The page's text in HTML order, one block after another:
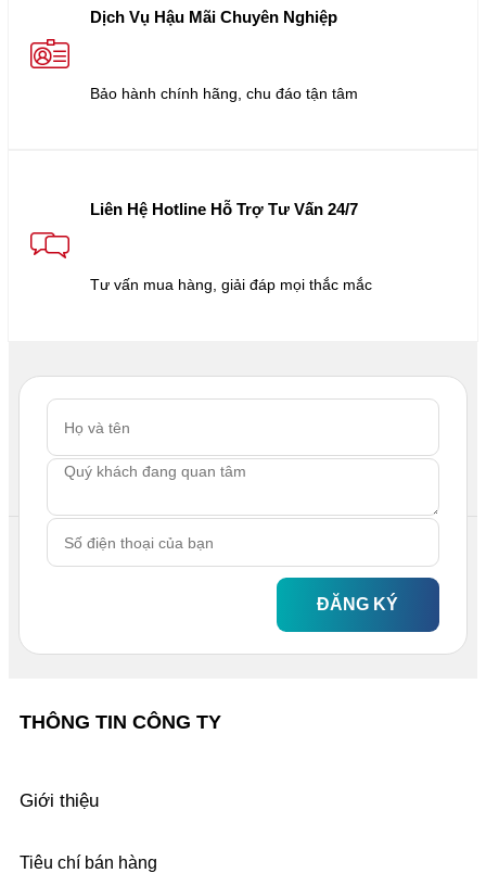
Dịch Vụ Hậu Mãi Chuyên Nghiệp
Bảo hành chính hãng, chu đáo tận tâm
Liên Hệ Hotline Hỗ Trợ Tư Vấn 24/7
Tư vấn mua hàng, giải đáp mọi thắc mắc
ĐĂNG KÝ
THÔNG TIN CÔNG TY
Giới thiệu
Tiêu chí bán hàng